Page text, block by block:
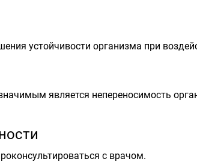
устойчивости организма при
является непереносимость
с врачом.